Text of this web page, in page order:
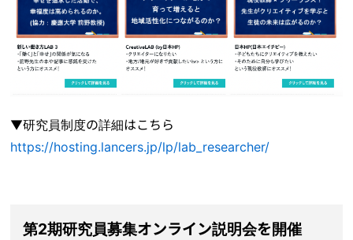
▼研究員制度の詳細はこちら
https://hosting.lancers.jp/lp/lab_researcher/
第2期研究員募集オンライン説明会を開催